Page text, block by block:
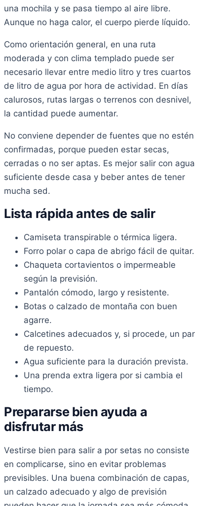
una mochila y se pasa tiempo al aire libre.
Aunque no haga calor, el cuerpo pierde líquido.
Como orientación general, en una ruta
moderada y con clima templado puede ser
necesario llevar entre medio litro y tres cuartos
de litro de agua por hora de actividad. En días
calurosos, rutas largas o terrenos con desnivel,
la cantidad puede aumentar.
No conviene depender de fuentes que no estén
confirmadas, porque pueden estar secas,
cerradas o no ser aptas. Es mejor salir con agua
suficiente desde casa y beber antes de tener
mucha sed.
Lista rápida antes de salir
Camiseta transpirable o térmica ligera.
Forro polar o capa de abrigo fácil de quitar.
Chaqueta cortavientos o impermeable
según la previsión.
Pantalón cómodo, largo y resistente.
Botas o calzado de montaña con buen
agarre.
Calcetines adecuados y, si procede, un par
de repuesto.
Agua suficiente para la duración prevista.
Una prenda extra ligera por si cambia el
tiempo.
Prepararse bien ayuda a
disfrutar más
Vestirse bien para salir a por setas no consiste
en complicarse, sino en evitar problemas
previsibles. Una buena combinación de capas,
un calzado adecuado y algo de previsión